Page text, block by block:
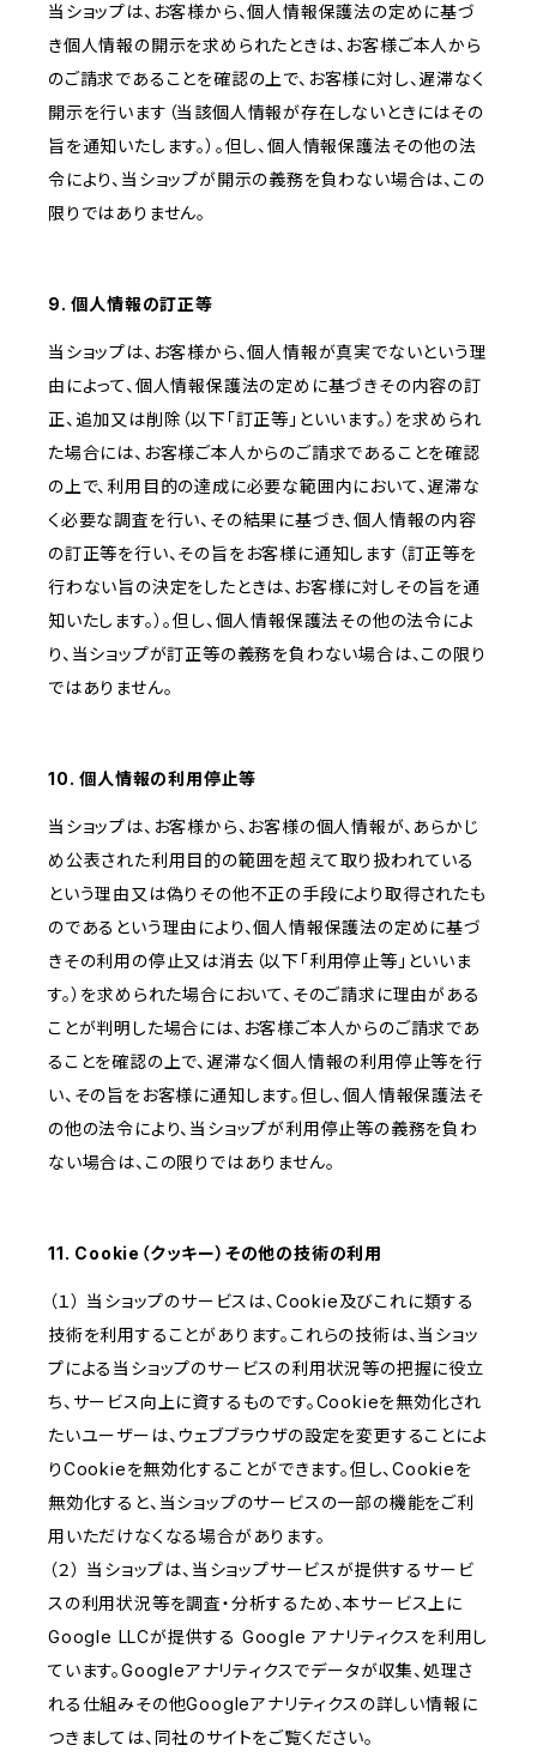
当ショップは、お客様から、個人情報保護法の定めに基づ
き個人情報の開示を求められたときは、お客様ご本人から
のご請求であることを確認の上で、お客様に対し、遅滞なく
開示を行います（当該個人情報が存在しないときにはその
旨を通知いたします。）。但し、個人情報保護法その他の法
令により、当ショップが開示の義務を負わない場合は、この
限りではありません。
9. 個人情報の訂正等
当ショップは、お客様から、個人情報が真実でないという理
由によって、個人情報保護法の定めに基づきその内容の訂
正、追加又は削除（以下「訂正等」といいます。）を求められ
た場合には、お客様ご本人からのご請求であることを確認
の上で、利用目的の達成に必要な範囲内において、遅滞な
く必要な調査を行い、その結果に基づき、個人情報の内容
の訂正等を行い、その旨をお客様に通知します（訂正等を
行わない旨の決定をしたときは、お客様に対しその旨を通
知いたします。）。但し、個人情報保護法その他の法令によ
り、当ショップが訂正等の義務を負わない場合は、この限り
ではありません。
10. 個人情報の利用停止等
当ショップは、お客様から、お客様の個人情報が、あらかじ
め公表された利用目的の範囲を超えて取り扱われている
という理由又は偽りその他不正の手段により取得されたも
のであるという理由により、個人情報保護法の定めに基づ
きその利用の停止又は消去（以下「利用停止等」といいま
す。）を求められた場合において、そのご請求に理由がある
ことが判明した場合には、お客様ご本人からのご請求であ
ることを確認の上で、遅滞なく個人情報の利用停止等を行
い、その旨をお客様に通知します。但し、個人情報保護法そ
の他の法令により、当ショップが利用停止等の義務を負わ
ない場合は、この限りではありません。
11. Cookie（クッキー）その他の技術の利用
（１） 当ショップのサービスは、Cookie及びこれに類する
技術を利用することがあります。これらの技術は、当ショッ
プによる当ショップのサービスの利用状況等の把握に役立
ち、サービス向上に資するものです。Cookieを無効化され
たいユーザーは、ウェブブラウザの設定を変更することによ
りCookieを無効化することができます。但し、Cookieを
無効化すると、当ショップのサービスの一部の機能をご利
用いただけなくなる場合があります。
（２） 当ショップは、当ショップサービスが提供するサービ
スの利用状況等を調査・分析するため、本サービス上に
Google LLCが提供する Google アナリティクスを利用し
ています。Googleアナリティクスでデータが収集、処理さ
れる仕組みその他Googleアナリティクスの詳しい情報に
つきましては、同社のサイトをご覧ください。